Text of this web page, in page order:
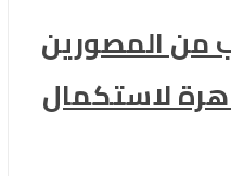
من المصورين
لاستكمال